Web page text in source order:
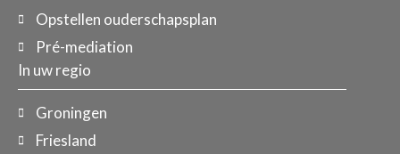
Opstellen ouderschapsplan
Pré-mediation
In uw regio
Groningen
Friesland